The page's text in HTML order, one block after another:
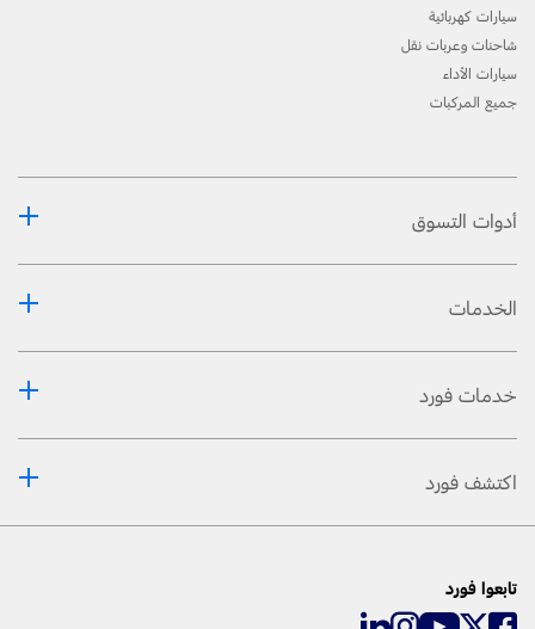
سيارات كهربائية
شاحنات وعربات نقل
سيارات الأداء
جميع المركبات
أدوات التسوق
الخدمات
خدمات فورد
اكتشف فورد
تابعوا فورد